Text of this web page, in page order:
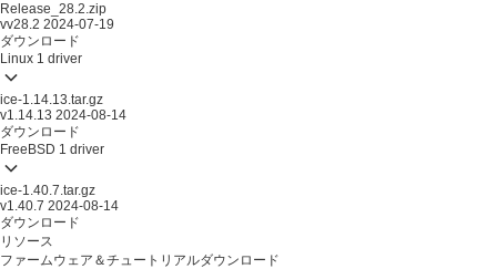
Release_28.2.zip
vv28.2 2024-07-19
ダウンロード
Linux 1 driver
ice-1.14.13.tar.gz
v1.14.13 2024-08-14
ダウンロード
FreeBSD 1 driver
ice-1.40.7.tar.gz
v1.40.7 2024-08-14
ダウンロード
リソース
ファームウェア＆チュートリアルダウンロード